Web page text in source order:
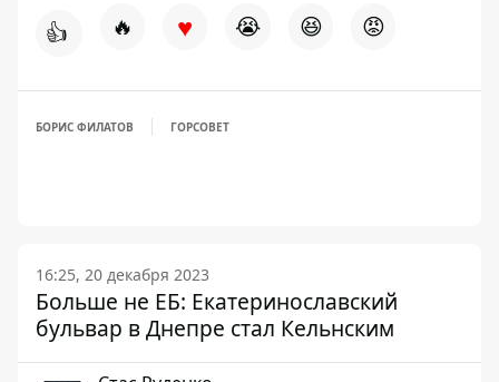
👍 🔥 ♥ 😭 😆 😡
БОРИС ФИЛАТОВ ГОРСОВЕТ
16:25, 20 декабря 2023
Больше не ЕБ: Екатеринославский
бульвар в Днепре стал Кельнским